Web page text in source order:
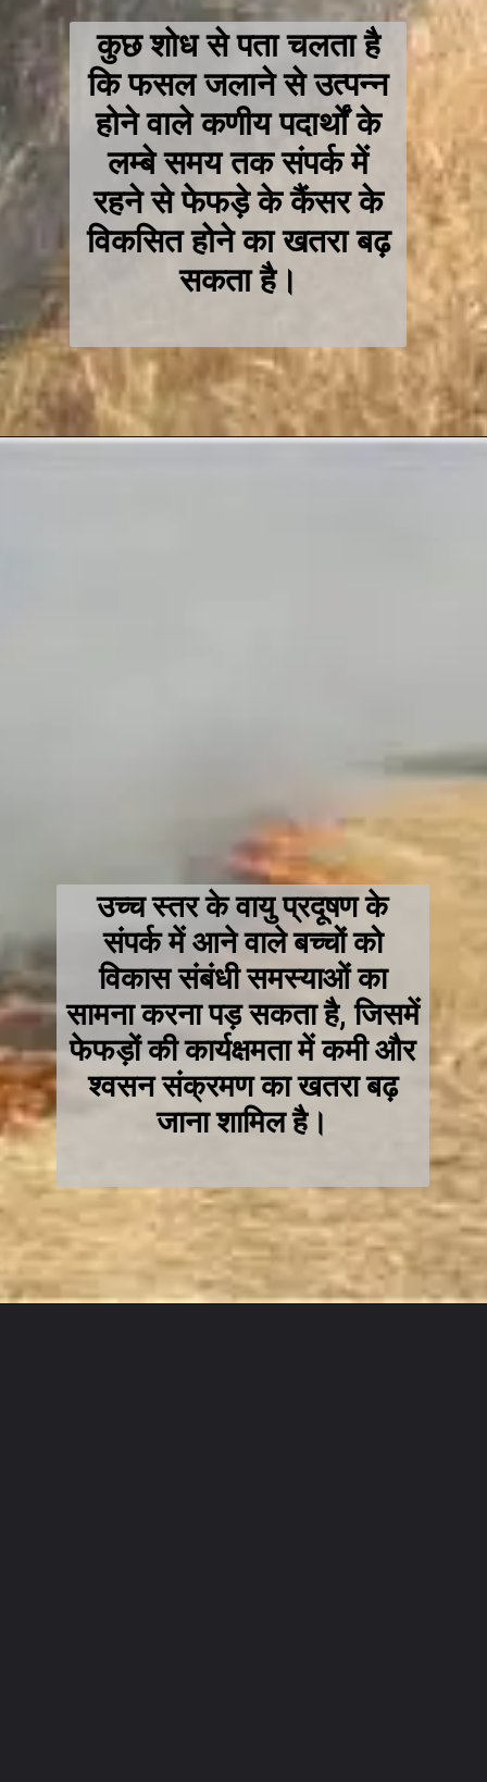
कुछ शोध से पता चलता है
कि फसल जलाने से उत्पन्न
होने वाले कणीय पदार्थों के
लम्बे समय तक संपर्क में
रहने से फेफड़े के कैंसर के
विकसित होने का खतरा बढ़
सकता है।
उच्च स्तर के वायु प्रदूषण के
संपर्क में आने वाले बच्चों को
विकास संबंधी समस्याओं का
सामना करना पड़ सकता है, जिसमें
फेफड़ों की कार्यक्षमता में कमी और
श्वसन संक्रमण का खतरा बढ़
जाना शामिल है।